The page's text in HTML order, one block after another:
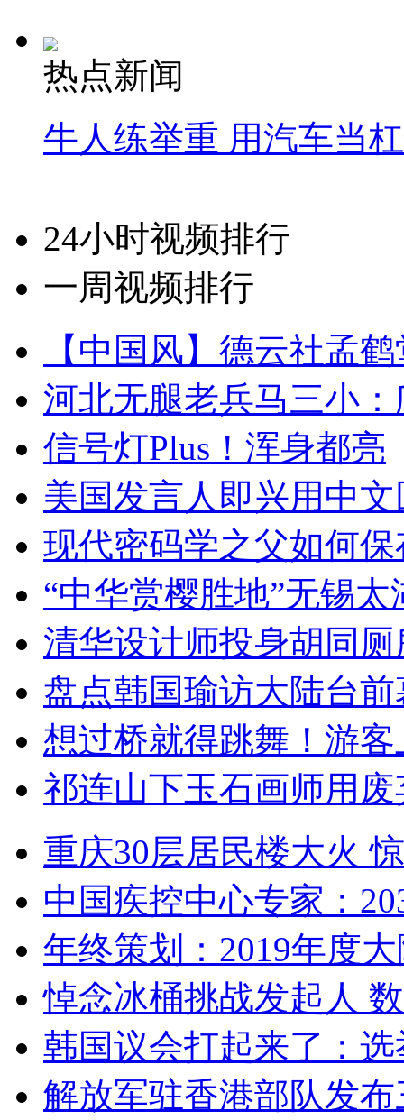
热点新闻
牛人练举重 用汽车当
24小时视频排行
一周视频排行
【中国风】德云社孟
河北无腿老兵马三小
信号灯Plus！浑身都亮
美国发言人即兴用中
现代密码学之父如何
“中华赏樱胜地”无锡
清华设计师投身胡同
盘点韩国瑜访大陆台
想过桥就得跳舞！游客
祁连山下玉石画师用
重庆30层居民楼大火
中国疾控中心专家：
年终策划：2019年度
悼念冰桶挑战发起人
韩国议会打起来了：
解放军驻香港部队发